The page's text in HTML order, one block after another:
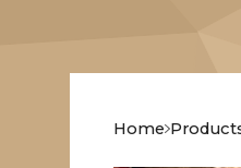
Home